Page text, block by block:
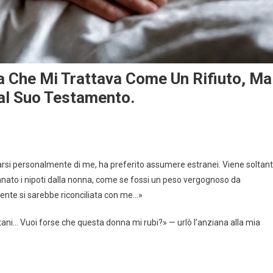
Che Mi Trattava Come Un Rifiuto, Ma
Suo Testamento.
personalmente di me, ha preferito assumere estranei. Viene
i nipoti dalla nonna, come se fossi un peso vergognoso da
si sarebbe riconciliata con me…»
Vuoi forse che questa donna mi rubi?» — urlò l’anziana alla mia